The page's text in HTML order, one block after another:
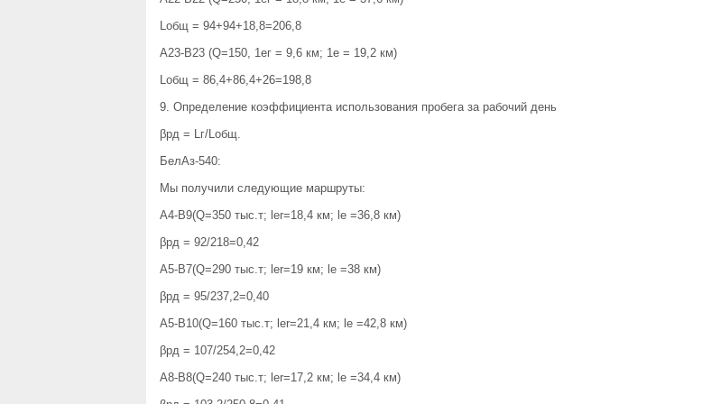
Lобщ = 94+94+18,8=206,8
А23-В23 (Q=150, 1ег = 9,6 км; 1е = 19,2 км)
Lобщ = 86,4+86,4+26=198,8
9. Определение коэффициента использования пробега за рабочий день
βрд = Lг/Lобщ.
БелАз-540:
Мы получили следующие маршруты:
А4-В9(Q=350 тыс.т; ler=18,4 км; le =36,8 км)
βрд = 92/218=0,42
А5-В7(Q=290 тыс.т; ler=19 км; le =38 км)
βрд = 95/237,2=0,40
А5-В10(Q=160 тыс.т; ler=21,4 км; le =42,8 км)
βрд = 107/254,2=0,42
А8-В8(Q=240 тыс.т; ler=17,2 км; le =34,4 км)